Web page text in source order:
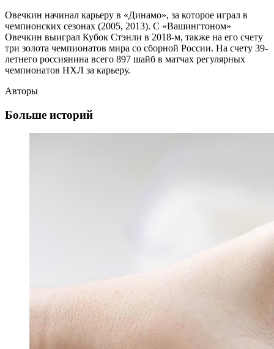
Овечкин начинал карьеру в «Динамо», за которое играл в
чемпионских сезонах (2005, 2013). С «Вашингтоном»
Овечкин выиграл Кубок Стэнли в 2018-м, также на его счету
три золота чемпионатов мира со сборной России. На счету 39-
летнего россиянина всего 897 шайб в матчах регулярных
чемпионатов НХЛ за карьеру.
Авторы
Больше историй